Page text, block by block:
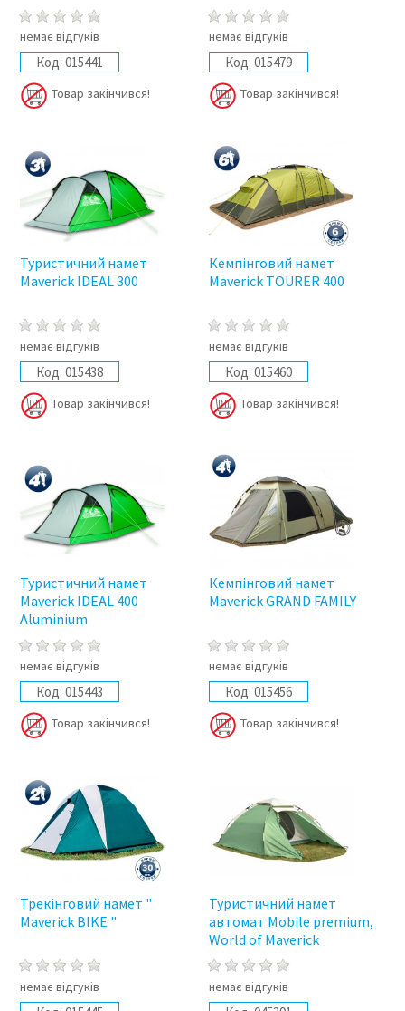
немає відгуків
Код: 015441
Товар закінчився!
немає відгуків
Код: 015479
Товар закінчився!
Туристичний намет
Maverick IDEAL 300
немає відгуків
Код: 015438
Товар закінчився!
Кемпінговий намет
Maverick TOURER 400
немає відгуків
Код: 015460
Товар закінчився!
Туристичний намет
Maverick IDEAL 400
Aluminium
немає відгуків
Код: 015443
Товар закінчився!
Кемпінговий намет
Maverick GRAND FAMILY
немає відгуків
Код: 015456
Товар закінчився!
Трекінговий намет "
Maverick BIKE "
немає відгуків
Туристичний намет
автомат Mobile premium,
World of Maverick
немає відгуків